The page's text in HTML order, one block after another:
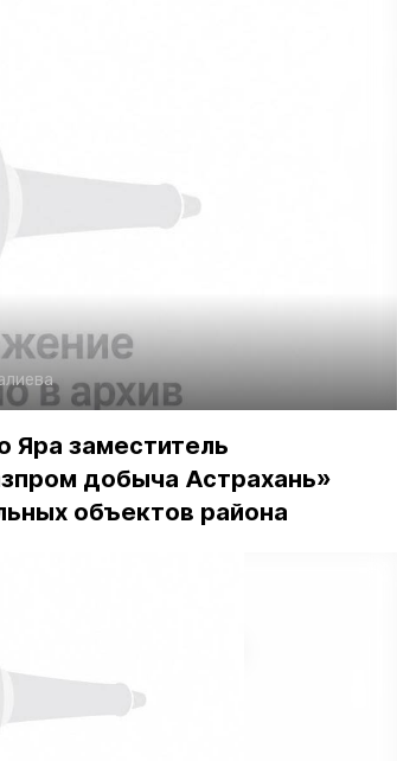
Яра заместитель
добыча Астрахань»
объектов района